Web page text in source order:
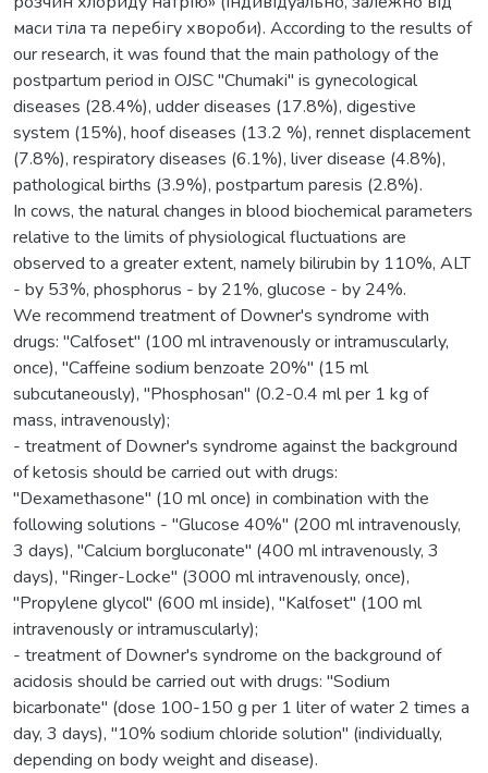
маси тіла та перебігу хвороби). According to the results of
our research, it was found that the main pathology of the
postpartum period in OJSC "Chumaki" is gynecological
diseases (28.4%), udder diseases (17.8%), digestive
system (15%), hoof diseases (13.2 %), rennet displacement
(7.8%), respiratory diseases (6.1%), liver disease (4.8%),
pathological births (3.9%), postpartum paresis (2.8%).
In cows, the natural changes in blood biochemical parameters
relative to the limits of physiological fluctuations are
observed to a greater extent, namely bilirubin by 110%, ALT
- by 53%, phosphorus - by 21%, glucose - by 24%.
We recommend treatment of Downer's syndrome with
drugs: "Calfoset" (100 ml intravenously or intramuscularly,
once), "Caffeine sodium benzoate 20%" (15 ml
subcutaneously), "Phosphosan" (0.2-0.4 ml per 1 kg of
mass, intravenously);
- treatment of Downer's syndrome against the background
of ketosis should be carried out with drugs:
"Dexamethasone" (10 ml once) in combination with the
following solutions - "Glucose 40%" (200 ml intravenously,
3 days), "Calcium borgluconate" (400 ml intravenously, 3
days), "Ringer-Locke" (3000 ml intravenously, once),
"Propylene glycol" (600 ml inside), "Kalfoset" (100 ml
intravenously or intramuscularly);
- treatment of Downer's syndrome on the background of
acidosis should be carried out with drugs: "Sodium
bicarbonate" (dose 100-150 g per 1 liter of water 2 times a
day, 3 days), "10% sodium chloride solution" (individually,
depending on body weight and disease).